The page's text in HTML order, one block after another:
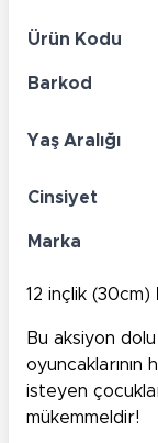
Ürün Kodu
Barkod
Yaş Aralığı
Cinsiyet
Marka
12 inçlik (30cm)
Bu aksiyon
oyuncaklarının
isteyen
mükemmeldir!